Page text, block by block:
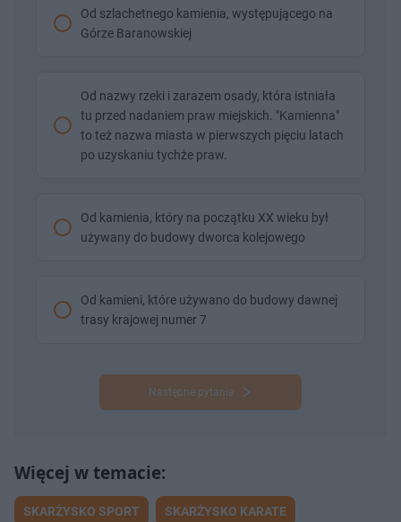
Od szlachetnego kamienia, występującego na
Górze Baranowskiej
Od nazwy rzeki i zarazem osady, która istniała
tu przed nadaniem praw miejskich. "Kamienna"
to też nazwa miasta w pierwszych pięciu latach
po uzyskaniu tychże praw.
Od kamienia, który na początku XX wieku był
używany do budowy dworca kolejowego
Od kamieni, które używano do budowy dawnej
trasy krajowej numer 7
Następne pytanie
SKARŻYSKO SPORT SKARŻYSKO KARATE